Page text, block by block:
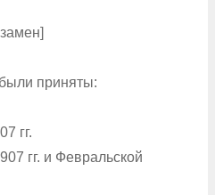
приняты:
гг.
гг. и Февральской